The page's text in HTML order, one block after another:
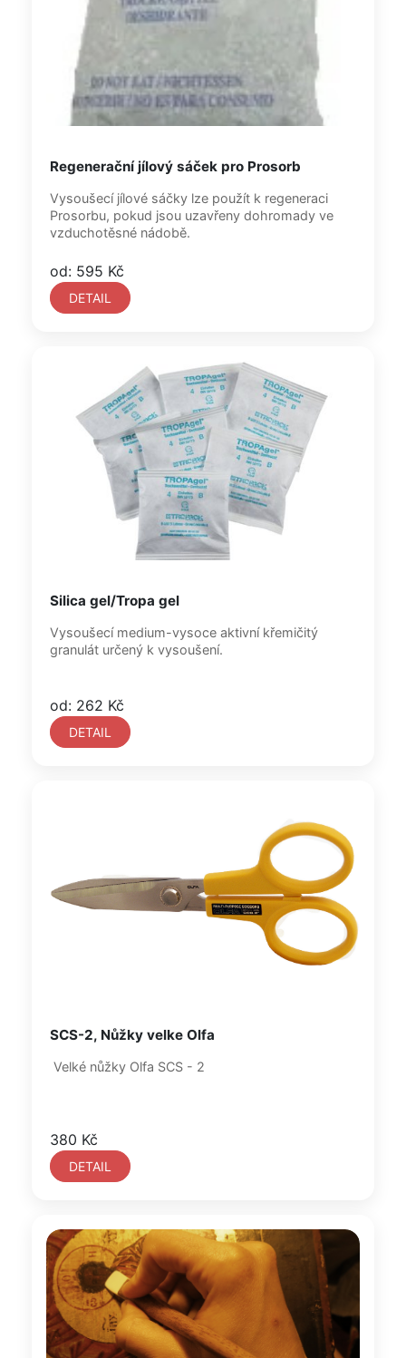
Regenerační jílový sáček pro Prosorb
Vysoušecí jílové sáčky lze použít k regeneraci
Prosorbu, pokud jsou uzavřeny dohromady ve
vzduchotěsné nádobě.
od: 595 Kč
DETAIL
Silica gel/Tropa gel
Vysoušecí medium-vysoce aktivní křemičitý
granulát určený k vysoušení.
od: 262 Kč
DETAIL
SCS-2, Nůžky velke Olfa
Velké nůžky Olfa SCS - 2
380 Kč
DETAIL